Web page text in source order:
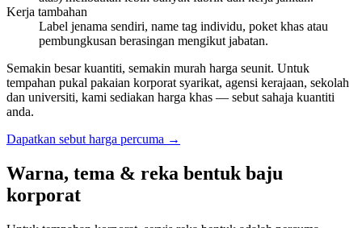
Kerja tambahan
Label jenama sendiri, name tag individu, poket khas atau
pembungkusan berasingan mengikut jabatan.
Semakin besar kuantiti, semakin murah harga seunit. Untuk
tempahan pukal pakaian korporat syarikat, agensi kerajaan, sekolah
dan universiti, kami sediakan harga khas — sebut sahaja kuantiti
anda.
Dapatkan sebut harga percuma →
Warna, tema & reka bentuk baju
korporat